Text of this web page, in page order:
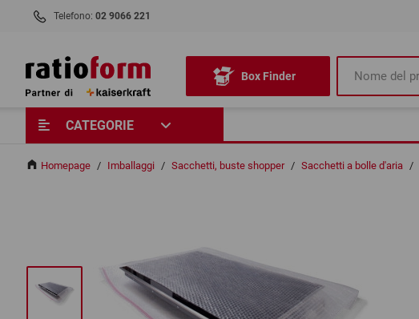
Telefono: 02 9066 221
Box Finder
CATEGORIE
Homepage / Imballaggi / Sacchetti, buste shopper / Sacchetti a bolle d'aria /